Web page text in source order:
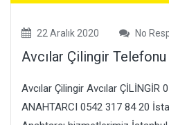
22 Aralık 2020 No
Avcılar Çilingir
Avcılar Çilingir Avcılar ÇİLİNGİR
ANAHTARCI 0542 317 84 20